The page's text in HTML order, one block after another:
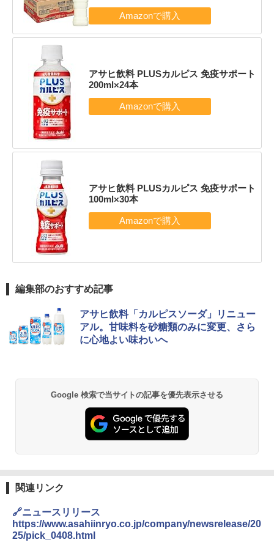
アサヒ飲料 PLUSカルピス 免疫サポート
200ml×24本
アサヒ飲料 PLUSカルピス 免疫サポート
100ml×30本
編集部のおすすめ記事
アサヒ飲料「カルピスソーダ」リニュー
アル。甘味料を砂糖類のみに変更、さら
に心地よい味わいへ
Google 検索で当サイトの記事を優先表示させる
関連リンク
🔗ニュースリリース
https://www.asahiinryo.co.jp/company/newsrelease/20
25/pick_0408.html